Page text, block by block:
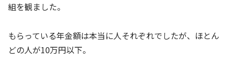
組を観ました。
もらっている年金額は本当に人それぞれでしたが、ほとん
どの人が10万円以下。